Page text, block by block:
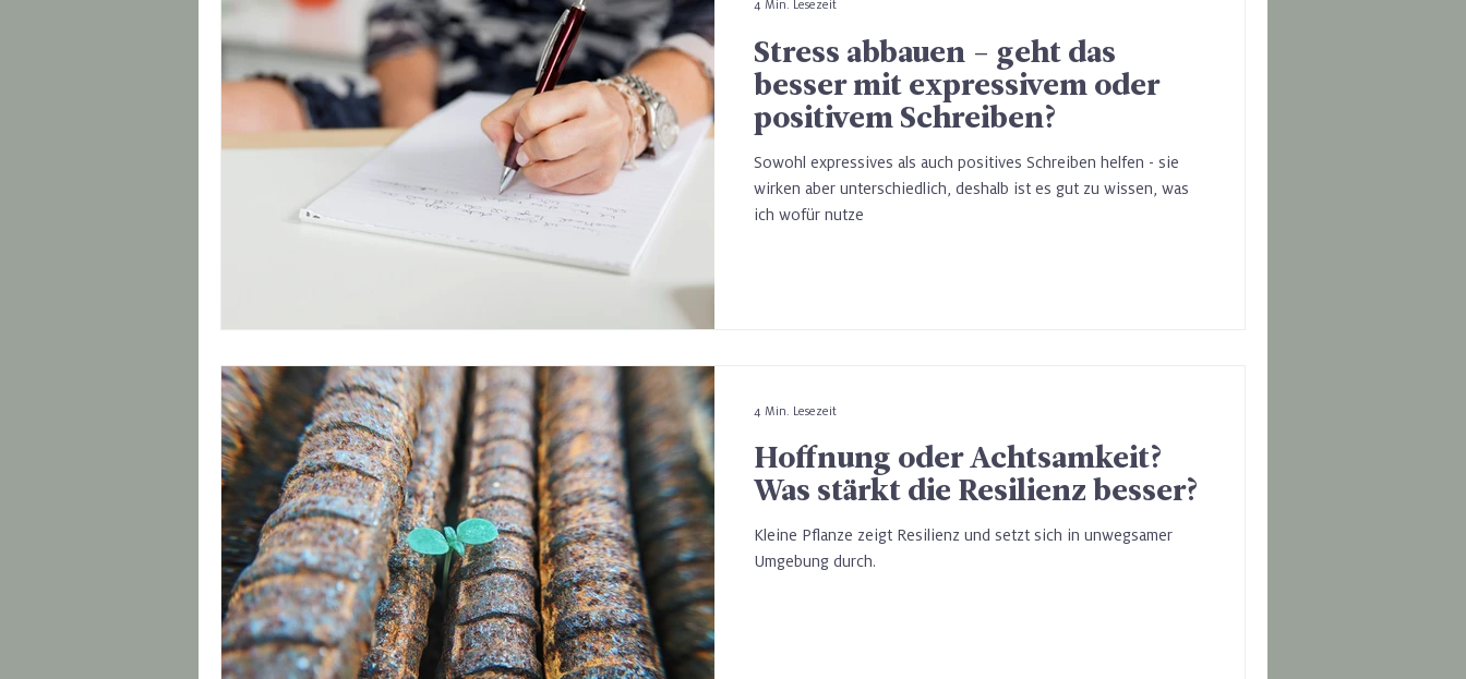
Stress abbauen - geht das
besser mit expressivem oder
positivem Schreiben?
Sowohl expressives als auch positives Schreiben helfen - sie
wirken aber unterschiedlich, deshalb ist es gut zu wissen, was
ich wofür nutze
4 Min. Lesezeit
Hoffnung oder Achtsamkeit?
Was stärkt die Resilienz besser?
Kleine Pflanze zeigt Resilienz und setzt sich in unwegsamer
Umgebung durch.
4 Min. Lesezeit